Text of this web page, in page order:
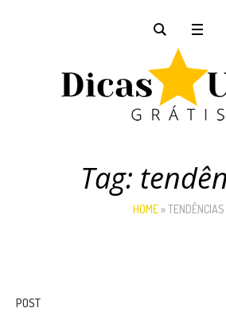
Tag:
HOME»TENDÊNCIAS
POST